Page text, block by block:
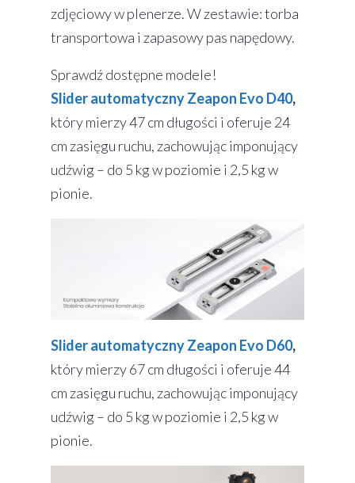
zdjęciowy w plenerze. W zestawie: torba
transportowa i zapasowy pas napędowy.
Sprawdź dostępne modele!
Slider automatyczny Zeapon Evo D40,
który mierzy 47 cm długości i oferuje 24
cm zasięgu ruchu, zachowując imponujący
udźwig – do 5 kg w poziomie i 2,5 kg w
pionie.
Slider automatyczny Zeapon Evo D60,
który mierzy 67 cm długości i oferuje 44
cm zasięgu ruchu, zachowując imponujący
udźwig – do 5 kg w poziomie i 2,5 kg w
pionie.